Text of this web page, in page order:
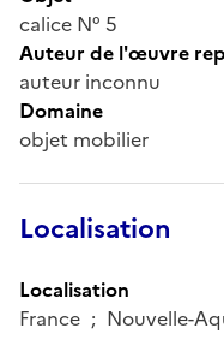
calice N° 5
Auteur de l'œuvre
auteur inconnu
Domaine
objet mobilier
Localisation
Localisation
France ; Nouvelle-